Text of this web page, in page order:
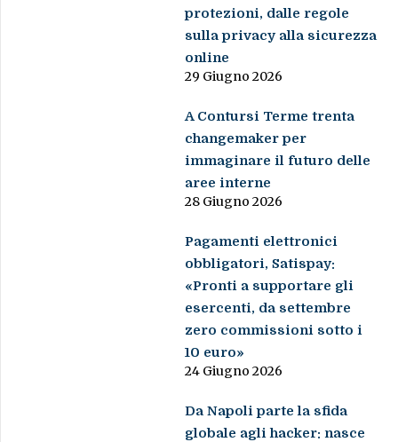
protezioni, dalle regole
sulla privacy alla sicurezza
online
29 Giugno 2026
A Contursi Terme trenta
changemaker per
immaginare il futuro delle
aree interne
28 Giugno 2026
Pagamenti elettronici
obbligatori, Satispay:
«Pronti a supportare gli
esercenti, da settembre
zero commissioni sotto i
10 euro»
24 Giugno 2026
Da Napoli parte la sfida
globale agli hacker: nasce